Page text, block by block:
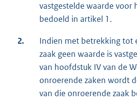
vastgestelde waarde voor
bedoeld in artikel 1.
2.
Indien met betrekking tot
zaak geen waarde is
van hoofdstuk IV van de
onroerende zaken wordt
van die onroerende zaak